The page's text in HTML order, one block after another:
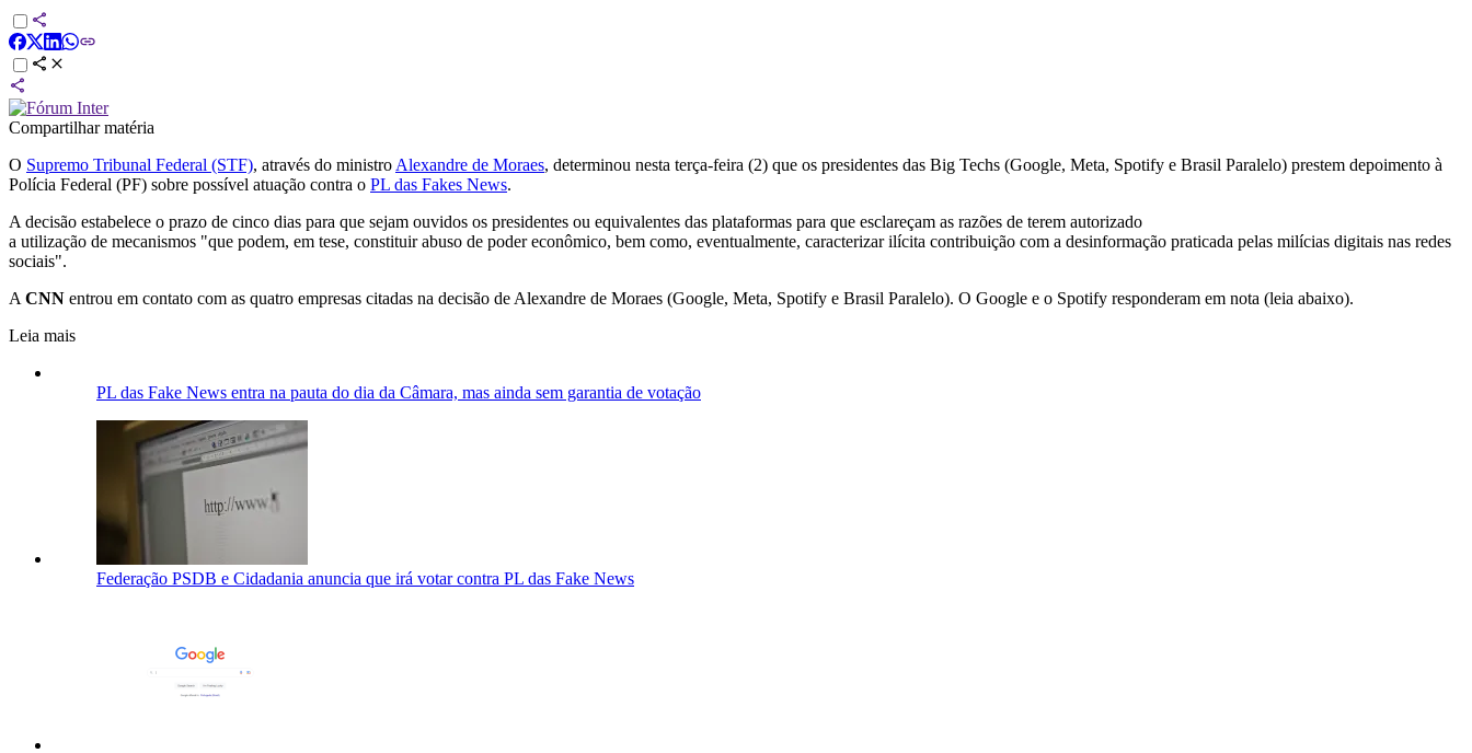
Compartilhar matéria
O Supremo Tribunal Federal (STF), através do ministro Alexandre de Moraes, determinou nesta terça-feira (2) que os presidentes das Big Techs (Google, Meta, Spotify e Brasil Paralelo) prestem depoimento à
Polícia Federal (PF) sobre possível atuação contra o PL das Fakes News.
A decisão estabelece o prazo de cinco dias para que sejam ouvidos os presidentes ou equivalentes das plataformas para que esclareçam as razões de terem autorizado
a utilização de mecanismos "que podem, em tese, constituir abuso de poder econômico, bem como, eventualmente, caracterizar ilícita contribuição com a desinformação praticada pelas milícias digitais nas redes
sociais".
A CNN entrou em contato com as quatro empresas citadas na decisão de Alexandre de Moraes (Google, Meta, Spotify e Brasil Paralelo). O Google e o Spotify responderam em nota (leia abaixo).
Leia mais
PL das Fake News entra na pauta do dia da Câmara, mas ainda sem garantia de votação
Federação PSDB e Cidadania anuncia que irá votar contra PL das Fake News